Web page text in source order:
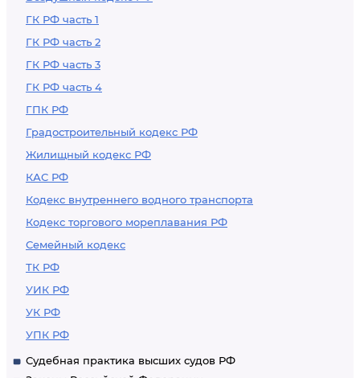
ГК РФ часть 1
ГК РФ часть 2
ГК РФ часть 3
ГК РФ часть 4
ГПК РФ
Градостроительный кодекс РФ
Жилищный кодекс РФ
КАС РФ
Кодекс внутреннего водного транспорта
Кодекс торгового мореплавания РФ
Семейный кодекс
ТК РФ
УИК РФ
УК РФ
УПК РФ
Судебная практика высших судов РФ